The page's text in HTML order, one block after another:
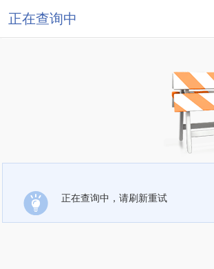
正在查询中
正在查询中，请刷新重试